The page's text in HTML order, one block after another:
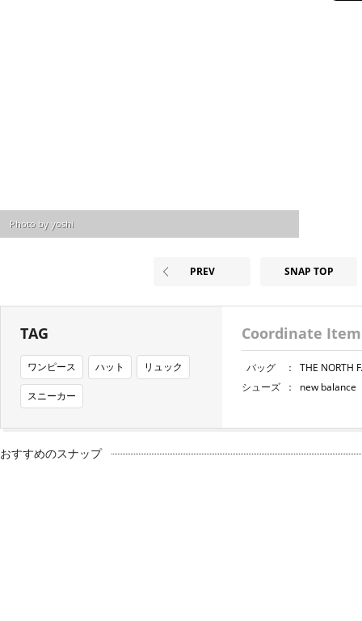
Photo by yoshi
PREV SNAP TOP
TAG
ワンピース ハット リュック
スニーカー
Coordinate Item
バッグ ：
THE NORTH
シューズ
： new balance
おすすめのスナップ